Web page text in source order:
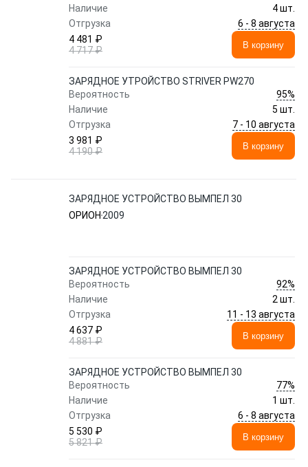
Наличие
4 шт.
Отгрузка
6 - 8 августа
4 481 ₽
4 717 ₽
В корзину
ЗАРЯДНОЕ УТРОЙСТВО STRIVER PW270
Вероятность
95%
Наличие
5 шт.
Отгрузка
7 - 10 августа
3 981 ₽
4 190 ₽
В корзину
ЗАРЯДНОЕ УСТРОЙСТВО ВЫМПЕЛ 30
ОРИОН 2009
ЗАРЯДНОЕ УСТРОЙСТВО ВЫМПЕЛ 30
Вероятность
92%
Наличие
2 шт.
Отгрузка
11 - 13 августа
4 637 ₽
4 881 ₽
В корзину
ЗАРЯДНОЕ УСТРОЙСТВО ВЫМПЕЛ 30
Вероятность
77%
Наличие
1 шт.
Отгрузка
6 - 8 августа
5 530 ₽
5 821 ₽
В корзину